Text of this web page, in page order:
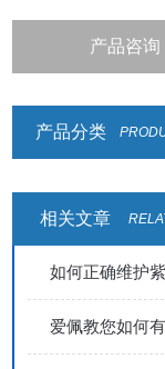
产品咨询
产品分类
相关文章
爱佩教您如何